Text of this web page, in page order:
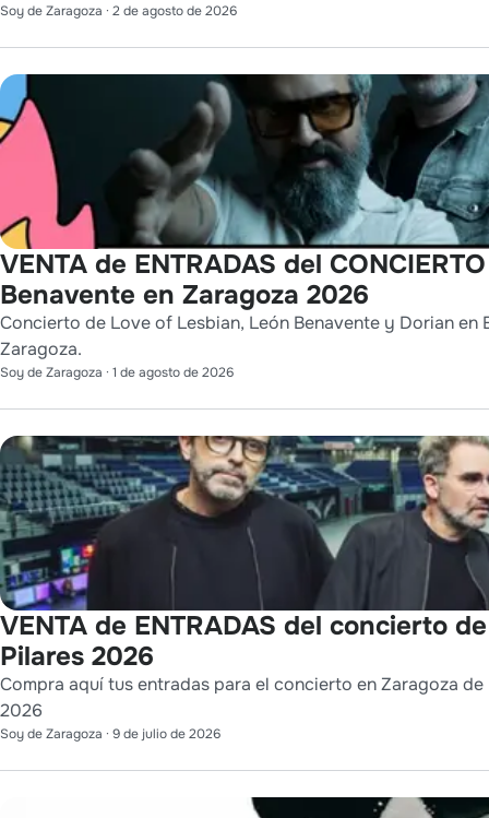
Soy de Zaragoza · 2 de agosto de 2026
VENTA de ENTRADAS del
Benavente en Zaragoza 2026
Concierto de Love of Lesbian, León Benavente y Dorian
Zaragoza.
Soy de Zaragoza · 1 de agosto de 2026
VENTA de ENTRADAS del concierto
Pilares 2026
Compra aquí tus entradas para el concierto en Zaragoza
2026
Soy de Zaragoza · 9 de julio de 2026